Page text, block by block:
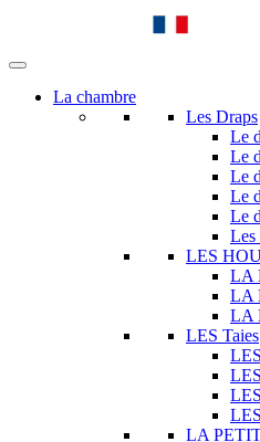
La chambre
Les Draps
Le
Le
Le
Le
Le
Les
LES
LA
LA
LA
LES Taies
LA